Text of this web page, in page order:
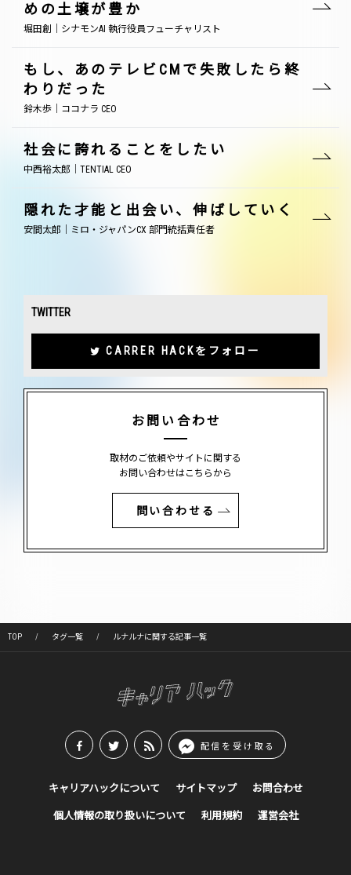
めの土壌が豊か
堀田創｜シナモンAI 執行役員フューチャリスト
もし、あのテレビCMで失敗したら終
わりだった
鈴木歩｜ココナラ CEO
社会に誇れることをしたい
中西裕太郎｜TENTIAL CEO
隠れた才能と出会い、伸ばしていく
安間太郎｜ミロ・ジャパンCX 部門統括責任者
TWITTER
CARRER HACKをフォロー
お問い合わせ
取材のご依頼やサイトに関する
お問い合わせはこちらから
問い合わせる
TOP タグ一覧 ルナルナに関する記事一覧
配信を受け取る
キャリアハックについて サイトマップ お問合わせ
個人情報の取り扱いについて 利用規約 運営会社